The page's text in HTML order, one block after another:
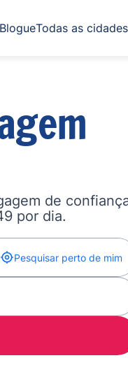
BlogueTodas as cidades
de
por dia.
Pesquisar perto de mim